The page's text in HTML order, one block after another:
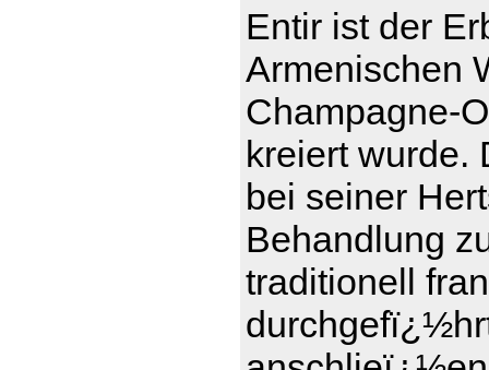
Entir ist der
Armenischen
Champagne-
kreiert wurde.
bei seiner
Behandlung
traditionell